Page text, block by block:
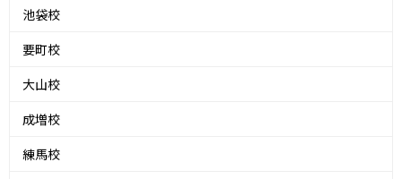
池袋校
要町校
大山校
成増校
練馬校